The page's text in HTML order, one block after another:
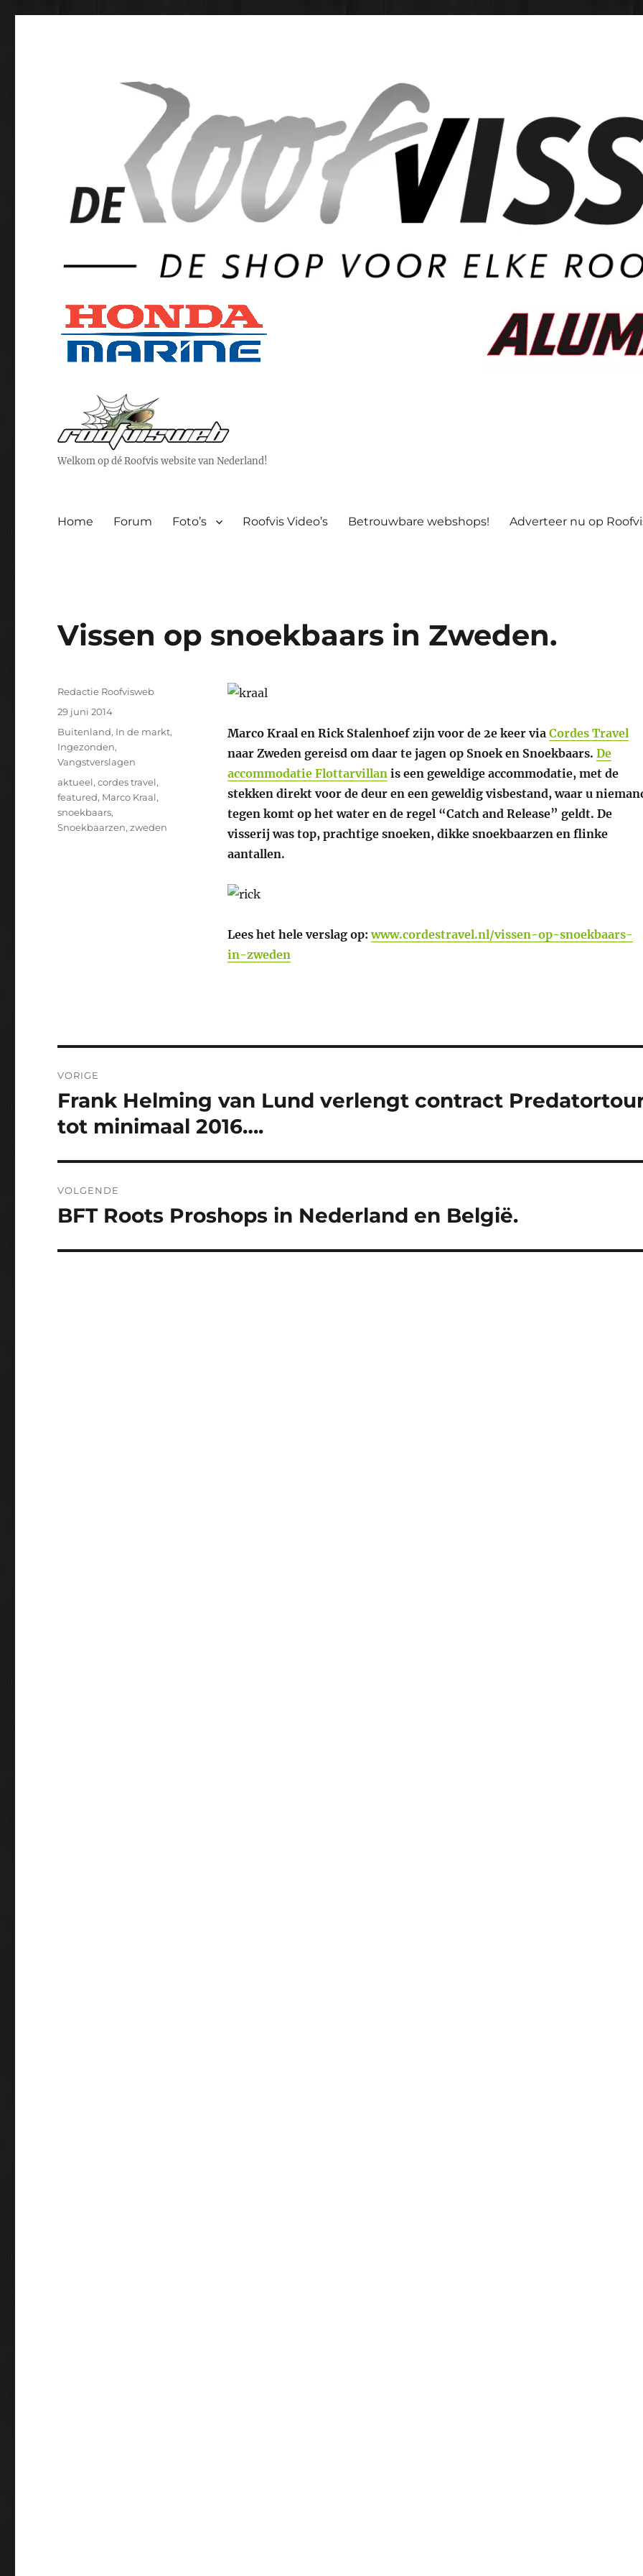
Welkom op dé Roofvis website van Nederland!
Home Forum Foto’s Roofvis Video’s Betrouwbare webshops! Adverteer nu op
Vissen op snoekbaars in Zweden.
Marco Kraal en Rick Stalenhoef zijn voor de 2e keer via Cordes Travel
naar Zweden gereisd om daar te jagen op Snoek en Snoekbaars. De
accommodatie Flottarvillan is een geweldige accommodatie, met de
stekken direkt voor de deur en een geweldig visbestand, waar u
tegen komt op het water en de regel “Catch and Release” geldt. De
visserij was top, prachtige snoeken, dikke snoekbaarzen en flinke
aantallen.
Lees het hele verslag op:www.cordestravel.nl/vissen-op-snoekbaars-
in-zweden
Auteur
Redactie Roofvisweb
Geplaatst
29 juni 2014
Categorieën
Buitenland, In de markt,
Ingezonden,
Vangstverslagen
Tags
aktueel,cordes travel,
featured, Marco Kraal,
snoekbaars,
Snoekbaarzen,zweden
navigatie
VORIGE
Vorig
bericht:
Frank Helming van Lund verlengt contract
tot minimaal 2016….
VOLGENDE
Volgend
BFT Roots Proshops in Nederland en België.